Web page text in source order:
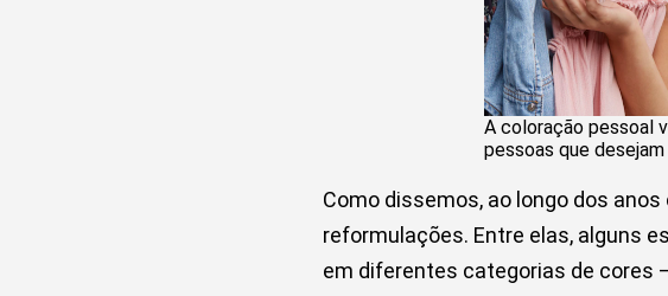
A coloração pessoal
pessoas que
Como dissemos, ao longo dos
reformulações. Entre elas, alguns
em diferentes categorias de cores